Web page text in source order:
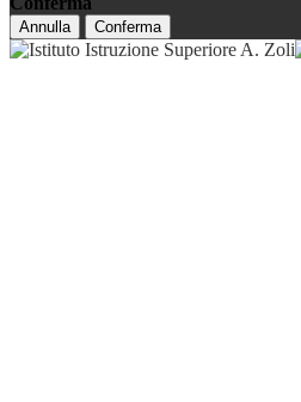
Annulla Conferma